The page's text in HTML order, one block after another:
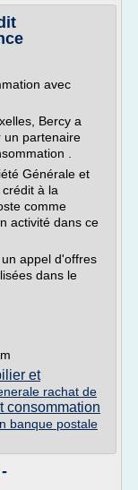
avec
Bercy a
un partenaire
.
Générale et
à la
comme
activité dans ce
appel d'offres
dans le
et
rachat de
consommation
banque postale